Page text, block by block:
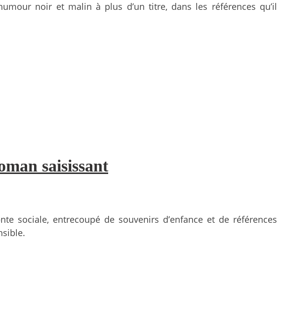
noir et malin à plus d’un titre, dans les références qu’il
saisissant
sociale, entrecoupé de souvenirs d’enfance et de références